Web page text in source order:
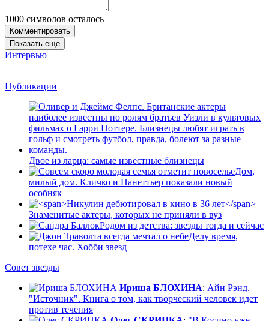
1000 символов осталось
Комментировать
Показать еще
Интервью
Публикации
Двое из ларца: самые известные близнецы
Дом,
милый дом. Кличко и Панеттьер показали новый
особняк
Знаменитые актеры, которых не приняли в вуз
Родом из детства: звезды тогда и сейчас
Делу время,
потехе час. Хобби звезд
Совет звезды
Ириша БЛОХИНА: Айн Рэнд.
"Источник". Книга о том, как творческий человек идет
против течения